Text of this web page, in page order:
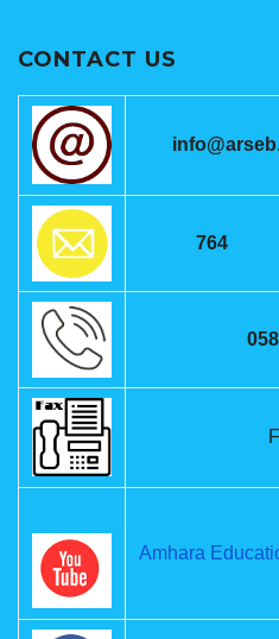
CONTACT US
764
Amhara